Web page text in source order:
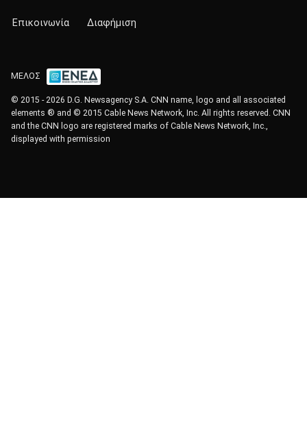
Επικοινωνία Διαφήμιση
ΜΕΛΟΣ
© 2015 - 2026 D.G. Newsagency S.A. CNN name, logo and all associated
elements ® and © 2015 Cable News Network, Inc. All rights reserved. CNN
and the CNN logo are registered marks of Cable News Network, Inc.,
displayed with permission